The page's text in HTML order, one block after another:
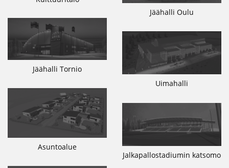
Jäähalli Oulu
Jäähalli Tornio
Uimahalli
Asuntoalue
Jalkapallostadiumin katsomo